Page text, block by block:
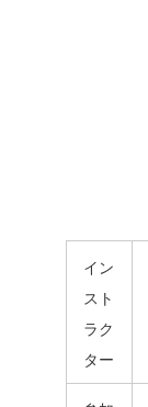
イン
スト
ラク
ター